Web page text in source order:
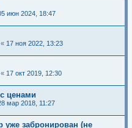
июн 2024, 18:47
« 17 ноя 2022, 13:23
« 17 окт 2019, 12:30
ценами
мар 2018, 11:27
уже забронирован (не